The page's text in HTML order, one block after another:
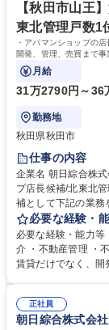
す。地場に根付い
す。 学歴・資格 学歴：大学院 大学 高専 短大 専修学校 高校 語学力： 資
格：宅地建物取引士
【秋田市山王
東北管理戸数1
・アパマンショップの
開発、管理、売買まで事
月給
31万2790円～36
勤務地
秋田県秋田市
仕事の内容
企業名 朝日綜合株式会社 求人名 【秋田市山王】賃貸仲介/
プ店長候補/北東北管理戸数1位/ 仕事の内容
補として下記の業務
買まで事業展開している為
理物件の仕入・取得
への日々の進捗管
務には私有車を使用
王】賃貸仲介/アパ
必要な経験・
必要な経験・能力
介 ・不動産管理 ・
賃貸だけでなく、開
単位で査定をして
創業当初から、街づ
地域のスポーツチー
正社員
朝日綜合株式会社